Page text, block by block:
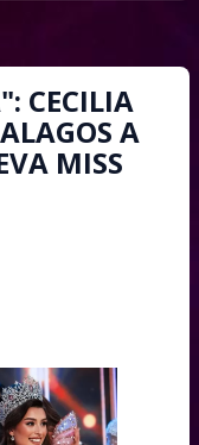
CECILIA
A
MISS